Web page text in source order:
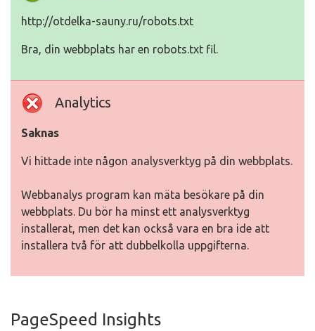
http://otdelka-sauny.ru/robots.txt
Bra, din webbplats har en robots.txt fil.
Analytics
Saknas
Vi hittade inte någon analysverktyg på din webbplats.
Webbanalys program kan mäta besökare på din
webbplats. Du bör ha minst ett analysverktyg
installerat, men det kan också vara en bra ide att
installera två för att dubbelkolla uppgifterna.
PageSpeed Insights